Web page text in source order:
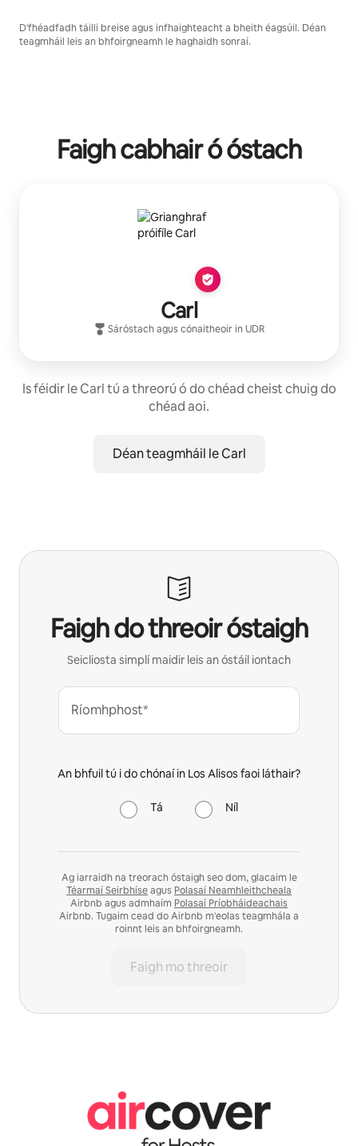
D'fhéadfadh táillí breise agus infhaighteacht a bheith éagsúil. Déan
teagmháil leis an bhfoirgneamh le haghaidh sonraí.
Faigh cabhair ó óstach
Carl
Sáróstach agus cónaitheoir in UDR
Is féidir le Carl tú a threorú ó do chéad cheist chuig do
chéad aoi.
Déan teagmháil le Carl
Faigh do threoir óstaigh
Seicliosta simplí maidir leis an óstáil iontach
Ríomhphost*
An bhfuil tú i do chónaí in Los Alisos faoi láthair?
Tá Níl
Ag iarraidh na treorach óstaigh seo dom, glacaim le
Téarmaí Seirbhíseagus Polasaí Neamhleithcheala
Airbnb agus admhaím Polasaí Príobháideachais
Airbnb. Tugaim cead do Airbnb m'eolas teagmhála a
roinnt leis an bhfoirgneamh.
Faigh mo threoir